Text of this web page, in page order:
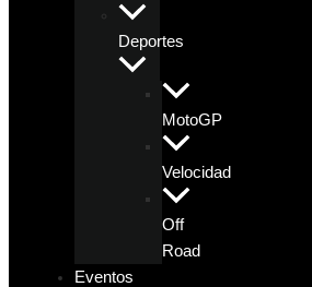
Deportes
MotoGP
Velocidad
Off
Road
Eventos